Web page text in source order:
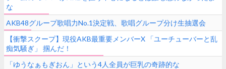
な
AKB48グループ歌唱力No.1決定戦、歌唱グループ分け生抽選会
【衝撃スクープ】現役AKB最重要メンバーX 「ユーチューバーと乱
痴気騒ぎ」 掴んだ！
「ゆうなぁもぎおん」という4人全員が巨乳の奇跡的な